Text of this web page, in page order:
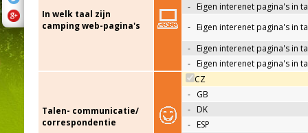
In welk taal zijn
camping web-pagina's
- Eigen interenet pagina's in
- Eigen interenet pagina's in
- Eigen interenet pagina's in
- Eigen interenet pagina's in
Talen- communicatie/
correspondentie
CZ
- GB
- DK
- ESP